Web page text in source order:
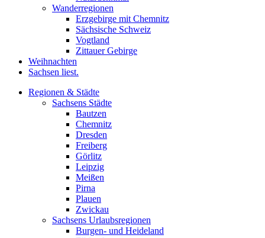
Wanderregionen
Erzgebirge mit Chemnitz
Sächsische Schweiz
Vogtland
Zittauer Gebirge
Weihnachten
Sachsen liest.
Regionen & Städte
Sachsens Städte
Bautzen
Chemnitz
Dresden
Freiberg
Görlitz
Leipzig
Meißen
Pirna
Plauen
Zwickau
Sachsens Urlaubsregionen
Burgen- und Heideland